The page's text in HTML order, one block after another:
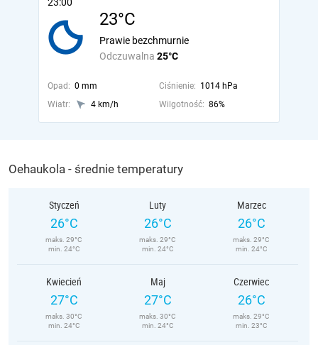
23°C
Odczuwalna 25°C
Prawie bezchmurnie
Opad: 0 mm Ciśnienie: 1014 hPa
Wiatr:
4 km/h Wilgotność: 86%
Oehaukola - średnie temperatury
Styczeń
26°C
maks. 29°C
min. 24°C
Luty
26°C
maks. 29°C
min. 24°C
Marzec
26°C
maks. 29°C
min. 24°C
Kwiecień
27°C
maks. 30°C
min. 24°C
Maj
27°C
maks. 30°C
min. 24°C
Czerwiec
26°C
maks. 29°C
min. 23°C